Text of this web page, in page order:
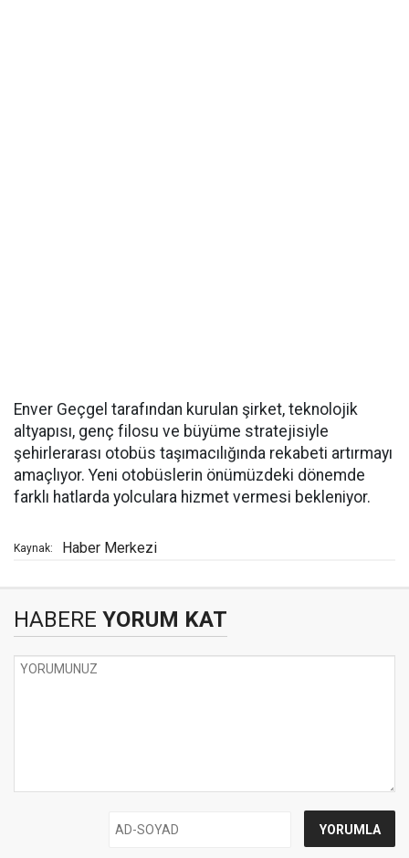
Enver Geçgel tarafından kurulan şirket, teknolojik
altyapısı, genç filosu ve büyüme stratejisiyle
şehirlerarası otobüs taşımacılığında rekabeti artırmayı
amaçlıyor. Yeni otobüslerin önümüzdeki dönemde
farklı hatlarda yolculara hizmet vermesi bekleniyor.
Kaynak: Haber Merkezi
HABERE YORUM KAT